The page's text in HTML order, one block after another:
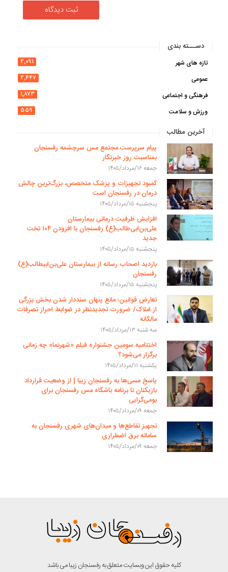
دســـته بندی
تازه های شهر
۲,۰۹۱
عمومی
۲,۴۴۷
فرهنگی و اجتماعی
۱,۸۷۳
ورزش و سلامت
۵۵۹
آخرین مطالب
پیام سرپرست مجتمع مس سرچشمه رفسنجان
بمناسبت روز خبرنگار
جمعه ۱۶/مرداد/۱۴۰۵
کمبود تجهیزات و پزشک متخصص، بزرگ‌ترین چالش
درمان در رفسنجان است
پنجشنبه ۱۵/مرداد/۱۴۰۵
افزایش ظرفیت درمانی بیمارستان
علی‌بن‌ابی‌طالب(ع) رفسنجان با افزودن ۱۰۴ تخت
جدید
پنجشنبه ۱۵/مرداد/۱۴۰۵
بازدید اصحاب رسانه از بیمارستان علی‌بن‌ابیطالب(ع)
رفسنجان
پنجشنبه ۱۵/مرداد/۱۴۰۵
تعارض قوانین؛ مانع پنهان سنددار شدن بخش بزرگی
از املاک/ ضرورت تجدیدنظر در ضوابط احراز تصرفات
مالکانه
سه شنبه ۱۳/مرداد/۱۴۰۵
اختتامیه سومین جشنواره فیلم «شهرنما» چه زمانی
برگزار می‌شود؟
یکشنبه ۱۱/مرداد/۱۴۰۵
پاسخ مسی‌ها به رفسنجان زیبا | از وضعیت قرارداد
بازیکنان تا برنامه باشگاه مس رفسنجان برای
بومی‌گرایی
جمعه ۰۹/مرداد/۱۴۰۵
تجهیز تقاطع‌ها و میدان‌های شهری رفسنجان به
سامانه برق اضطراری
جمعه ۰۹/مرداد/۱۴۰۵
کلیه حقوق این وبسایت متعلق به رفسنجان زیبا می باشد